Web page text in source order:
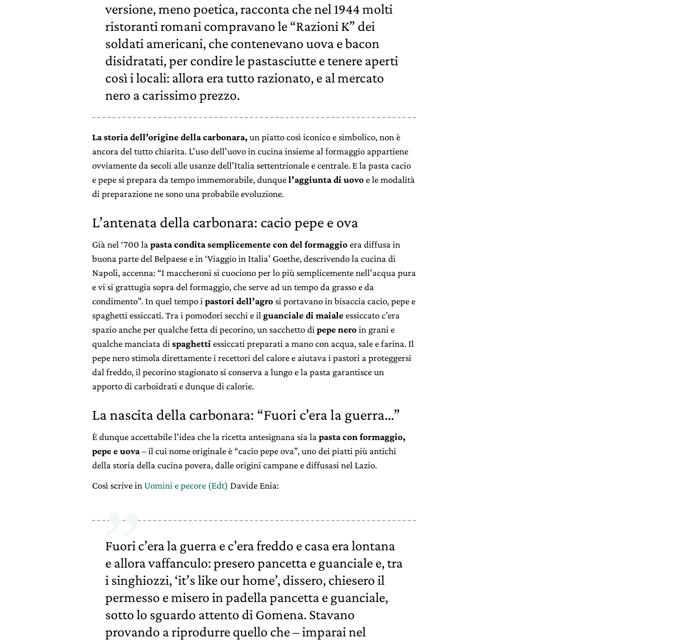
versione, meno poetica, racconta che nel 1944 molti
ristoranti romani compravano le “Razioni K” dei
soldati americani, che contenevano uova e bacon
disidratati, per condire le pastasciutte e tenere aperti
così i locali: allora era tutto razionato, e al mercato
nero a carissimo prezzo.
La storia dell’origine della carbonara,un piatto così iconico e simbolico, non è
ancora del tutto chiarita. L’uso dell’uovo in cucina insieme al formaggio appartiene
ovviamente da secoli alle usanze dell’Italia settentrionale e centrale. E la pasta cacio
e pepe si prepara da tempo immemorabile, dunquel’aggiunta di uovoe le modalità
di preparazione ne sono una probabile evoluzione.
L’antenata della carbonara: cacio pepe e ova
Già nel ‘700 la pasta condita semplicemente con del formaggioera diffusa in
buona parte del Belpaese e in ‘Viaggio in Italia’ Goethe, descrivendo la cucina di
Napoli, accenna: “I maccheroni si cuociono per lo più semplicemente nell’acqua pura
e vi si grattugia sopra del formaggio, che serve ad un tempo da grasso e da
condimento”. In quel tempo i pastori dell’agro si portavano in bisaccia cacio, pepe e
spaghetti essiccati. Tra i pomodori secchi e il guanciale di maialeessiccato c’era
spazio anche per qualche fetta di pecorino, un sacchetto di pepe neroin grani e
qualche manciata di spaghetti essiccati preparati a mano con acqua, sale e farina. Il
pepe nero stimola direttamente i recettori del calore e aiutava i pastori a proteggersi
dal freddo, il pecorino stagionato si conserva a lungo e la pasta garantisce un
apporto di carboidrati e dunque di calorie.
La nascita della carbonara: “Fuori c’era la guerra…”
È dunque accettabile l’idea che la ricetta antesignana sia la pasta con formaggio,
pepe e uova– il cui nome originale è “cacio pepe ova”, uno dei piatti più antichi
della storia della cucina povera, dalle origini campane e diffusasi nel Lazio.
Così scrive in Uomini e pecore (Edt) Davide Enia:
Fuori c’era la guerra e c’era freddo e casa era lontana
e allora vaffanculo: presero pancetta e guanciale e, tra
i singhiozzi, ‘it’s like our home’, dissero, chiesero il
permesso e misero in padella pancetta e guanciale,
sotto lo sguardo attento di Gomena. Stavano
provando a riprodurre quello che – imparai nel